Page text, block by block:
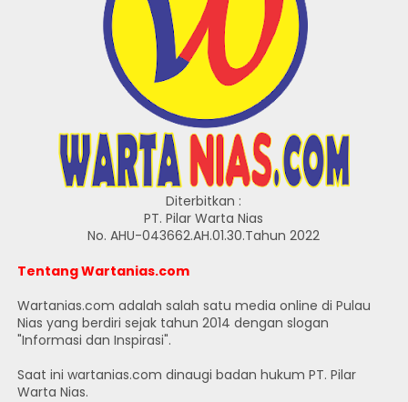
Diterbitkan :
PT. Pilar Warta Nias
No. AHU-043662.AH.01.30.Tahun 2022
Tentang Wartanias.com
Wartanias.com adalah salah satu media online di Pulau
Nias yang berdiri sejak tahun 2014 dengan slogan
"Informasi dan Inspirasi".
Saat ini wartanias.com dinaugi badan hukum PT. Pilar
Warta Nias.